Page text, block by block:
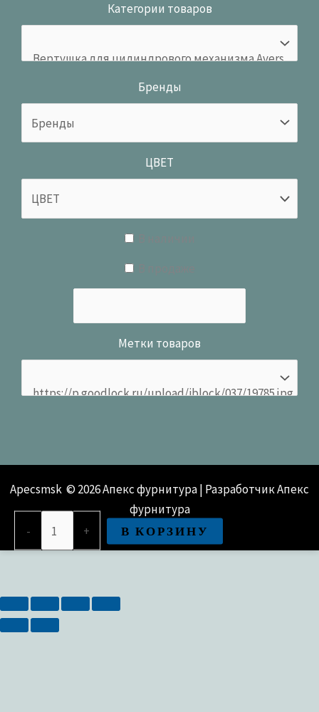
Категории товаров
Бренды
ЦВЕТ
Метки товаров
Apecsmsk © 2026 Апекс фурнитура | Разработчик Апекс
фурнитура
-
1-
4 (медь)
+ В КОРЗИНУ